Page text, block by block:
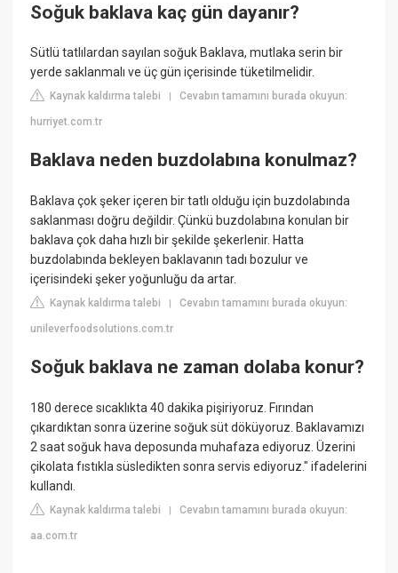
Soğuk baklava kaç gün dayanır?
Sütlü tatlılardan sayılan soğuk Baklava, mutlaka serin bir
yerde saklanmalı ve üç gün içerisinde tüketilmelidir.
Kaynak kaldırma talebi |Cevabın tamamını burada okuyun:
hurriyet.com.tr
Baklava neden buzdolabına konulmaz?
Baklava çok şeker içeren bir tatlı olduğu için buzdolabında
saklanması doğru değildir. Çünkü buzdolabına konulan bir
baklava çok daha hızlı bir şekilde şekerlenir. Hatta
buzdolabında bekleyen baklavanın tadı bozulur ve
içerisindeki şeker yoğunluğu da artar.
Kaynak kaldırma talebi |Cevabın tamamını burada okuyun:
unileverfoodsolutions.com.tr
Soğuk baklava ne zaman dolaba konur?
180 derece sıcaklıkta 40 dakika pişiriyoruz. Fırından
çıkardıktan sonra üzerine soğuk süt döküyoruz. Baklavamızı
2 saat soğuk hava deposunda muhafaza ediyoruz. Üzerini
çikolata fıstıkla süsledikten sonra servis ediyoruz." ifadelerini
kullandı.
Kaynak kaldırma talebi |Cevabın tamamını burada okuyun:
aa.com.tr